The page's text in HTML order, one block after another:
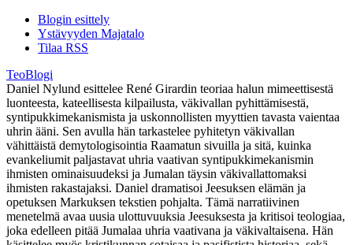
Blogin esittely
Ystävyyden Majatalo
Tilaa RSS
TeoBlogi
Daniel Nylund esittelee René Girardin teoriaa halun mimeettisestä
luonteesta, kateellisesta kilpailusta, väkivallan pyhittämisestä,
syntipukkimekanismista ja uskonnollisten myyttien tavasta vaientaa
uhrin ääni. Sen avulla hän tarkastelee pyhitetyn väkivallan
vähittäistä demytologisointia Raamatun sivuilla ja sitä, kuinka
evankeliumit paljastavat uhria vaativan syntipukkimekanismin
ihmisten ominaisuudeksi ja Jumalan täysin väkivallattomaksi
ihmisten rakastajaksi. Daniel dramatisoi Jeesuksen elämän ja
opetuksen Markuksen tekstien pohjalta. Tämä narratiivinen
menetelmä avaa uusia ulottuvuuksia Jeesuksesta ja kritisoi teologiaa,
joka edelleen pitää Jumalaa uhria vaativana ja väkivaltaisena. Hän